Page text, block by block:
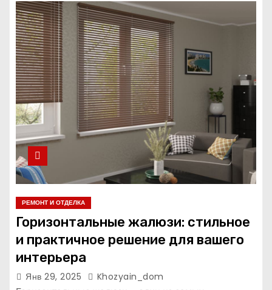
РЕМОНТ И ОТДЕЛКА
Горизонтальные жалюзи: стильное
и практичное решение для вашего
интерьера
Янв 29, 2025 Khozyain_dom